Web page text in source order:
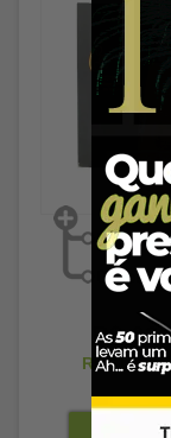
R$
R$ 616,81